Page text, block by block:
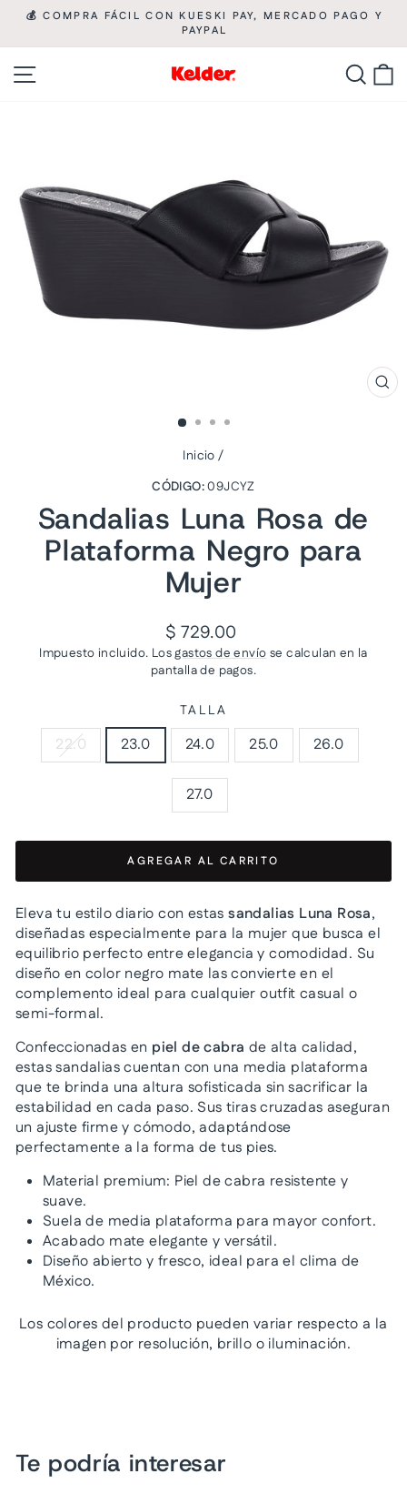
al
contenido
diapositivas
pausa
💰 COMPRA FÁCIL CON KUESKI PAY, MERCADO PAGO Y
PAYPAL
Inicio /
CÓDIGO:09JCYZ
Sandalias Luna Rosa de
Plataforma Negro para
Mujer
Precio
habitual
$ 729.00
Impuesto incluido. Losgastos de envío se calculan en la
pantalla de pagos.
TALLA
22.0 23.0 24.0 25.0 26.0
27.0
AGREGAR AL CARRITO
Eleva tu estilo diario con estassandalias Luna Rosa,
diseñadas especialmente para la mujer que busca el
equilibrio perfecto entre elegancia y comodidad. Su
diseño en color negro mate las convierte en el
complemento ideal para cualquier outfit casual o
semi-formal.
Confeccionadas en piel de cabra de alta calidad,
estas sandalias cuentan con una media plataforma
que te brinda una altura sofisticada sin sacrificar la
estabilidad en cada paso. Sus tiras cruzadas aseguran
un ajuste firme y cómodo, adaptándose
perfectamente a la forma de tus pies.
Material premium: Piel de cabra resistente y
suave.
Suela de media plataforma para mayor confort.
Acabado mate elegante y versátil.
Diseño abierto y fresco, ideal para el clima de
México.
Los colores del producto pueden variar respecto a la
imagen por resolución, brillo o iluminación.
Te podría interesar